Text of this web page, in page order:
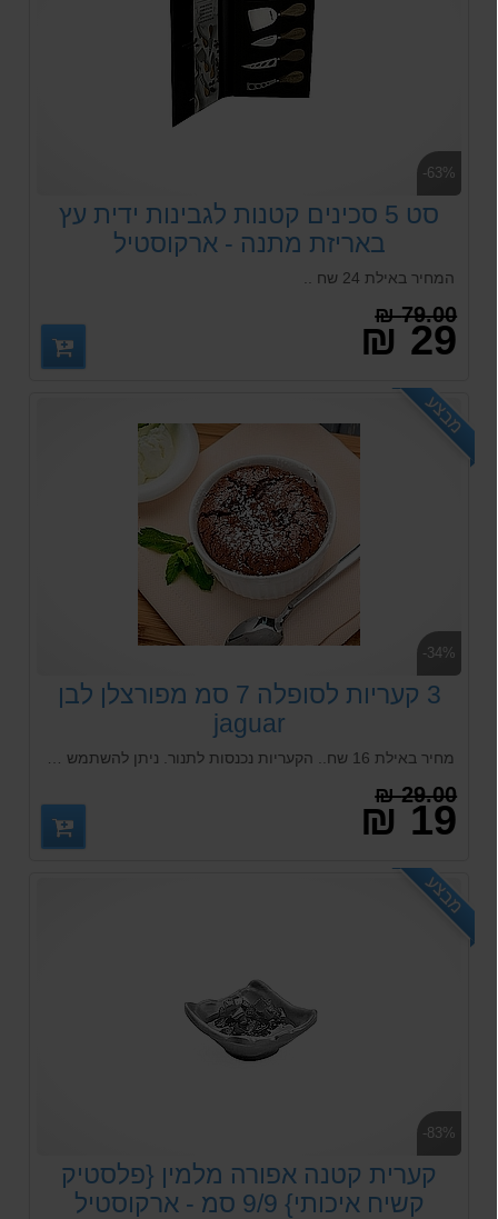
-63%
סט 5 סכינים קטנות לגבינות ידית עץ
באריזת מתנה - ארקוסטיל
המחיר באילת 24 שח ..
79.00 ₪
29 ₪
מבצע
-34%
3 קעריות לסופלה 7 סמ מפורצלן לבן
jaguar
29.00 ₪
19 ₪
מבצע
-83%
קערית קטנה אפורה מלמין {פלסטיק
קשיח איכותי} 9/9 סמ - ארקוסטיל